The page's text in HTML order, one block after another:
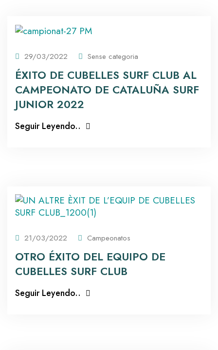
29/03/2022 Sense categoria
ÉXITO DE CUBELLES SURF CLUB AL
CAMPEONATO DE CATALUÑA SURF
JUNIOR 2022
Seguir Leyendo..
21/03/2022 Campeonatos
OTRO ÉXITO DEL EQUIPO DE
CUBELLES SURF CLUB
Seguir Leyendo..